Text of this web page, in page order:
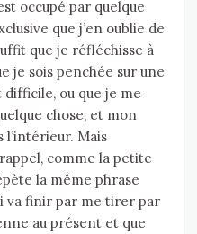
occupé par quelque
que j’en oublie de
que je réfléchisse à
je sois penchée sur une
ou que je me
chose, et mon
Mais
comme la petite
la même phrase
va finir par me tirer par
au présent et que